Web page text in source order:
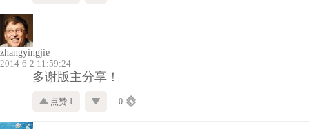
zhangyingjie
2014-6-2 11:59:24
多谢版主分享！
点赞 1 0